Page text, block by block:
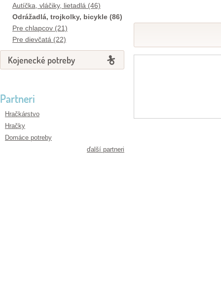
Autíčka, vláčiky, lietadlá (46)
Odrážadlá, trojkolky, bicykle (86)
Pre chlapcov (21)
Pre dievčatá (22)
Kojenecké potreby
Partneri
Hračkárstvo
Hračky
Domáce potreby
ďalší partneri